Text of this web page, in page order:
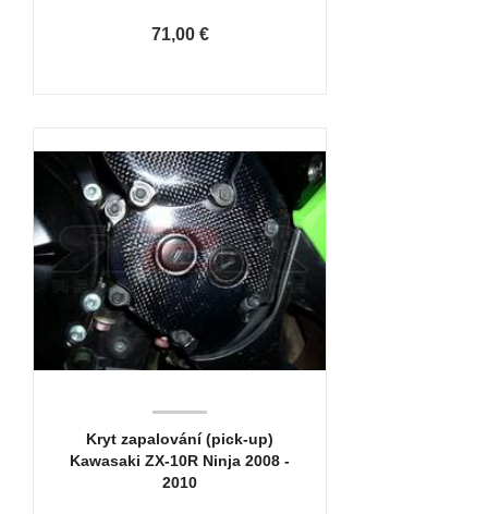
71,00 €
Kryt zapalování (pick-up)
Kawasaki ZX-10R Ninja 2008 -
2010